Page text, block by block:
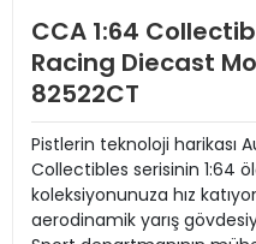
CCA 1:64
Racing Diecast
82522CT
Pistlerin teknoloji harikası
Collectibles serisinin 1:64
koleksiyonunuza hız
aerodinamik yarış